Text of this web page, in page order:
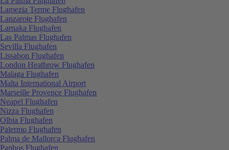
Lamezia Terme Flughafen
Lanzarote Flughafen
Larnaka Flughafen
Las Palmas Flughafen
Sevilla Flughafen
Lissabon Flughafen
London Heathrow Flughafen
Malaga Flughafen
Malta International Airport
Marseille Provence Flughafen
Neapel Flughafen
Nizza Flughafen
Olbia Flughafen
Palermo Flughafen
Palma de Mallorca Flughafen
Paphos Flughafen